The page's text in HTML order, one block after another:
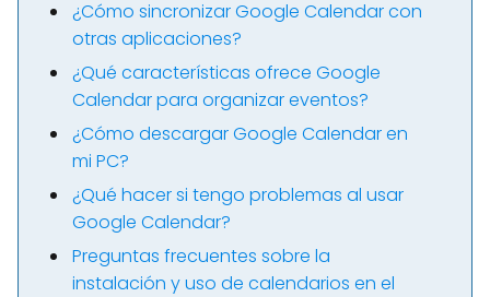
¿Cómo sincronizar Google Calendar con
otras aplicaciones?
¿Qué características ofrece Google
Calendar para organizar eventos?
¿Cómo descargar Google Calendar en
mi PC?
¿Qué hacer si tengo problemas al usar
Google Calendar?
Preguntas frecuentes sobre la
instalación y uso de calendarios en el